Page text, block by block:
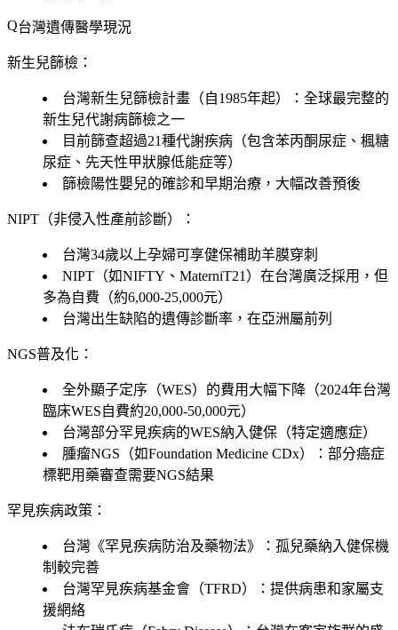
台灣遺傳醫學現況
新生兒篩檢：
台灣新生兒篩檢計畫（自1985年起）：全球最完整的
新生兒代謝病篩檢之一
目前篩查超過21種代謝疾病（包含苯丙酮尿症、楓糖
尿症、先天性甲狀腺低能症等）
篩檢陽性嬰兒的確診和早期治療，大幅改善預後
NIPT（非侵入性產前診斷）：
台灣34歲以上孕婦可享健保補助羊膜穿刺
NIPT（如NIFTY、MaterniT21）在台灣廣泛採用，但
多為自費（約6,000-25,000元）
台灣出生缺陷的遺傳診斷率，在亞洲屬前列
NGS普及化：
全外顯子定序（WES）的費用大幅下降（2024年台灣
臨床WES自費約20,000-50,000元）
台灣部分罕見疾病的WES納入健保（特定適應症）
腫瘤NGS（如Foundation Medicine CDx）：部分癌症
標靶用藥審查需要NGS結果
罕見疾病政策：
台灣《罕見疾病防治及藥物法》：孤兒藥納入健保機
制較完善
台灣罕見疾病基金會（TFRD）：提供病患和家屬支
援網絡